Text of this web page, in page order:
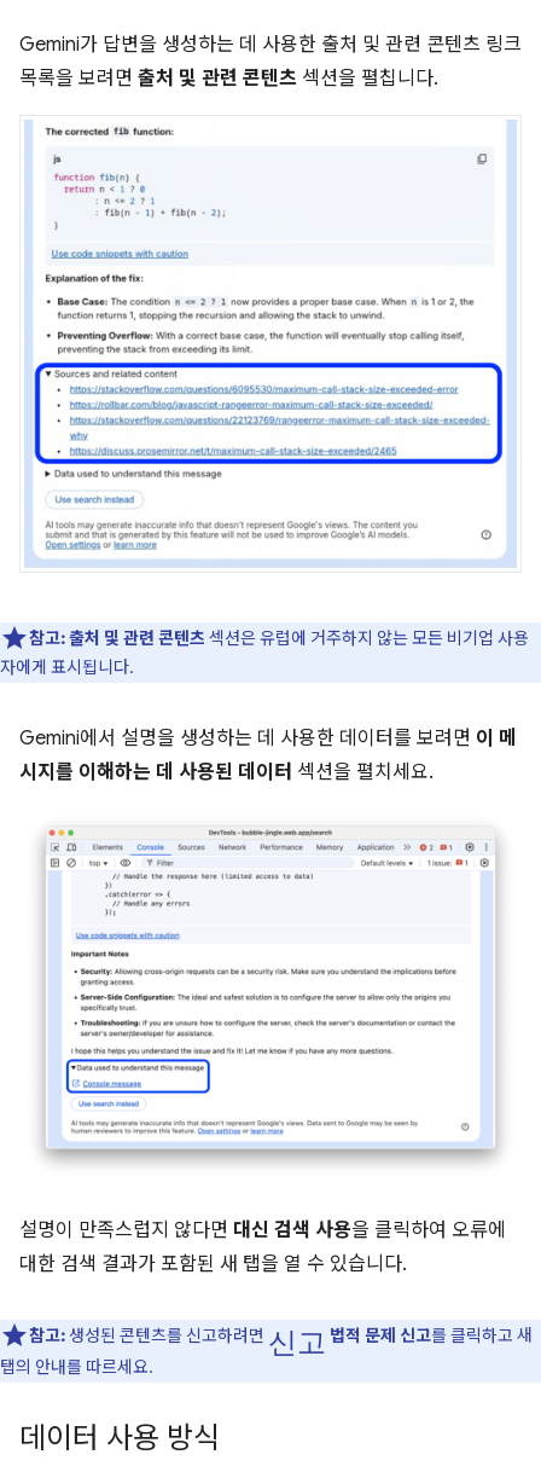
Gemini가 답변을 생성하는 데 사용한 출처 및 관련 콘텐츠 링크
목록을 보려면 출처 및 관련 콘텐츠 섹션을 펼칩니다.
참고:출처 및 관련 콘텐츠 섹션은 유럽에 거주하지 않는 모든 비기업 사용
자에게 표시됩니다.
Gemini에서 설명을 생성하는 데 사용한 데이터를 보려면 이 메
시지를 이해하는 데 사용된 데이터 섹션을 펼치세요.
설명이 만족스럽지 않다면 대신 검색 사용을 클릭하여 오류에
대한 검색 결과가 포함된 새 탭을 열 수 있습니다.
참고: 생성된 콘텐츠를 신고하려면 신고 법적 문제 신고를 클릭하고 새
탭의 안내를 따르세요.
데이터 사용 방식